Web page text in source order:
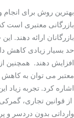
بهترین روش برای
بازرگانی معتبری است
بازرگانان ارائه دهند.
حد بسیار زیادی کاهش
افزایش دهند. همچنین
معتبر می توان به
اشاره کرد. تجربه زیاد
از قوانین تجاری،
وارداتی بدون دردسر و